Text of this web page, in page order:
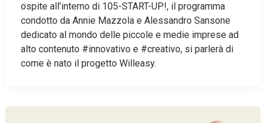
ospite all’interno di 105-START-UP!, il programma
condotto da Annie Mazzola e Alessandro Sansone
dedicato al mondo delle piccole e medie imprese ad
alto contenuto #innovativo e #creativo, si parlerà di
come è nato il progetto Willeasy.